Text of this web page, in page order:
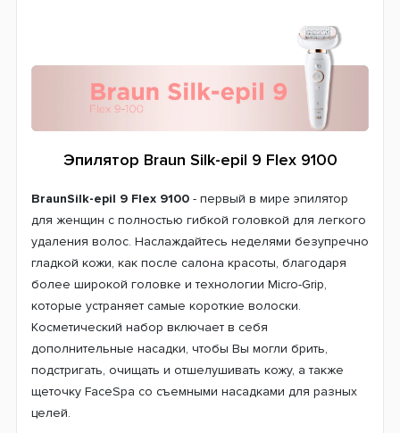
Эпилятор Braun Silk-epil 9 Flex 9100
BraunSilk-epil 9 Flex 9100 - первый в мире эпилятор
для женщин с полностью гибкой головкой для легкого
удаления волос. Наслаждайтесь неделями безупречно
гладкой кожи, как после салона красоты, благодаря
более широкой головке и технологии Micro-Grip,
которые устраняет самые короткие волоски.
Косметический набор включает в себя
дополнительные насадки, чтобы Вы могли брить,
подстригать, очищать и отшелушивать кожу, а также
щеточку FaceSpa со съемными насадками для разных
целей.